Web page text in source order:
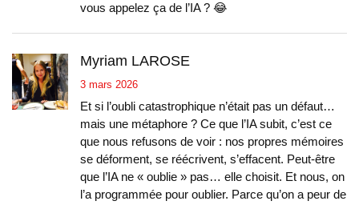
vous appelez ça de l’IA ? 😂
Myriam LAROSE
3 mars 2026
Et si l’oubli catastrophique n’était pas un défaut…
mais une métaphore ? Ce que l’IA subit, c’est ce
que nous refusons de voir : nos propres mémoires
se déforment, se réécrivent, s’effacent. Peut-être
que l’IA ne « oublie » pas… elle choisit. Et nous, on
l’a programmée pour oublier. Parce qu’on a peur de